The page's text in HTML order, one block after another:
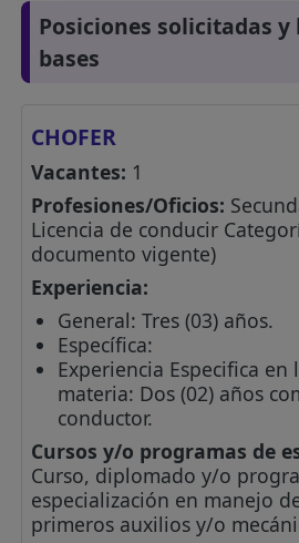
Posiciones solicitadas y
bases
CHOFER
Vacantes: 1
Profesiones/Oficios:
Licencia de conducir
documento vigente)
Experiencia:
General: Tres (03) años.
Específica:
Experiencia Especifica
materia: Dos (02) años
conductor.
Cursos y/o programas de
Curso, diplomado y/o
especialización en manejo
primeros auxilios y/o